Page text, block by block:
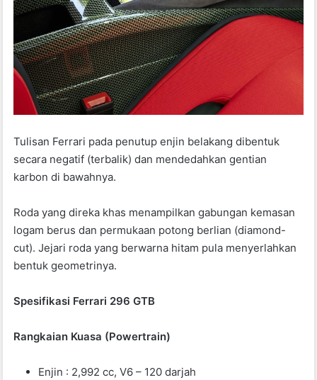
Tulisan Ferrari pada penutup enjin belakang dibentuk
secara negatif (terbalik) dan mendedahkan gentian
karbon di bawahnya.
Roda yang direka khas menampilkan gabungan kemasan
logam berus dan permukaan potong berlian (diamond-
cut). Jejari roda yang berwarna hitam pula menyerlahkan
bentuk geometrinya.
Spesifikasi Ferrari 296 GTB
Rangkaian Kuasa (Powertrain)
Enjin : 2,992 cc, V6 – 120 darjah